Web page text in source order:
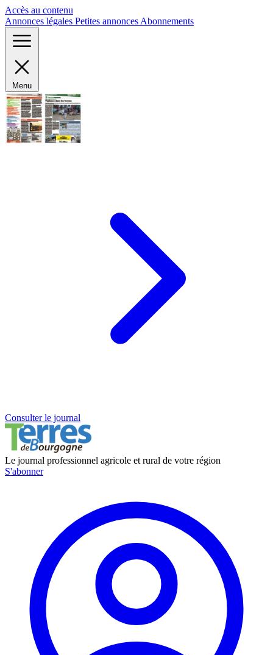
Accès au contenu
Annonces légales Petites annonces Abonnements
Menu
Consulter le journal
Le journal professionnel agricole et rural de votre région
S'abonner
Panneau de gestion des cookies